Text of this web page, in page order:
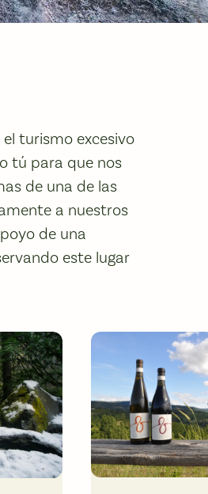
turismo excesivo
tú para que nos
de una de las
a nuestros
de una
este lugar